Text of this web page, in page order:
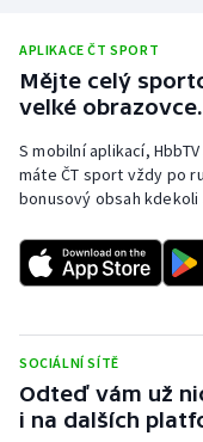
APLIKACE ČT SPORT
Mějte celý
velké obrazovce.
S mobilní aplikací,
máte ČT sport vždy po
bonusový obsah kdekoli
SOCIÁLNÍ SÍTĚ
Odteď vám už
i na dalších